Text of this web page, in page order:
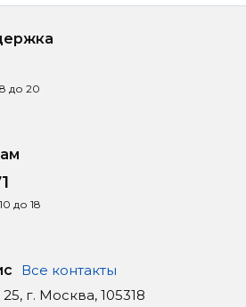
до 20
до 18
Все контакты
г. Москва, 105318